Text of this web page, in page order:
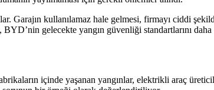
Garajın kullanılamaz hale gelmesi, firmayı ciddi
gelecekte yangın güvenliği standartlarını
içinde yaşanan yangınlar, elektrikli araç